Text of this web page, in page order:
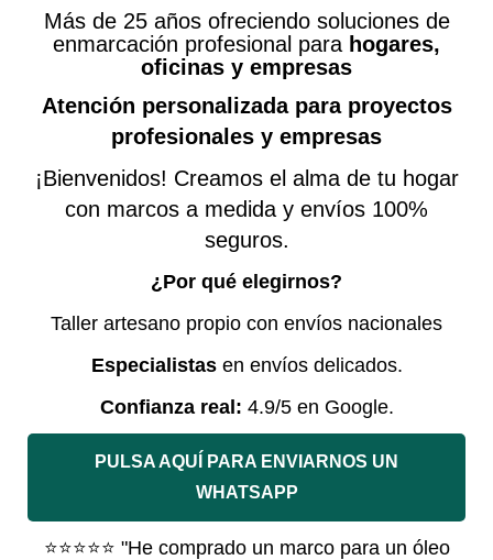
Más de 25 años ofreciendo soluciones de
enmarcación profesional para hogares,
oficinas y empresas
Atención personalizada para proyectos
profesionales y empresas
¡Bienvenidos! Creamos el alma de tu hogar
con marcos a medida y envíos 100%
seguros.
¿Por qué elegirnos?
Taller artesano propio con envíos nacionales
Especialistasen envíos delicados.
Confianza real: 4.9/5 en Google.
PULSA AQUÍ PARA ENVIARNOS UN
WHATSAPP
⭐⭐⭐⭐⭐ "He comprado un marco para un óleo